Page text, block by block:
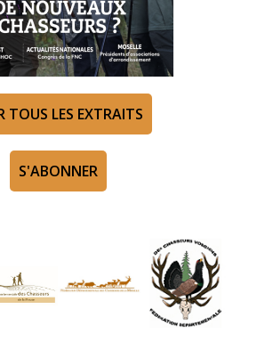
TOUS LES EXTRAITS
S'ABONNER